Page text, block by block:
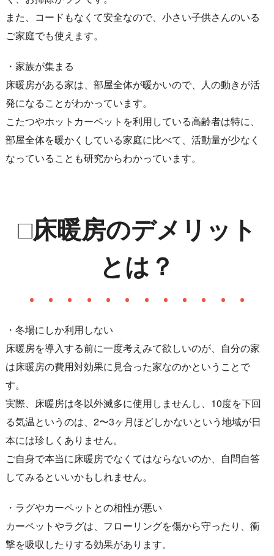
また、コードもなくて安全なので、小さい子供さんのいる
ご家庭でも使えます。
・家族が集まる
床暖房がある家は、部屋全体が暖かいので、人の動きが活
発になることがわかっています。
こたつやホットカーペットを利用している高齢者は特に、
部屋全体を暖かくしている家庭に比べて、活動量が少なく
なっていることも研究からわかっています。
□床暖房のデメリット
とは？
・冬場にしか利用しない
床暖房を導入する前に一度考えみて欲しいのが、自分の家
は床暖房の費用対効果に見合った家なのかということで
す。
実際、床暖房は冬以外滅多に使用しませんし、10度を下回
る気温というのは、2〜3ヶ月ほどしかないという地域が日
本には珍しくありません。
ご自身で本当に床暖房でなくてはならないのか、自問自答
してみるといいかもしれません。
・ラグやカーペットとの相性が悪い
カーペットやラグは、フローリングを傷から守ったり、衝
撃を吸収したりする効果があります。